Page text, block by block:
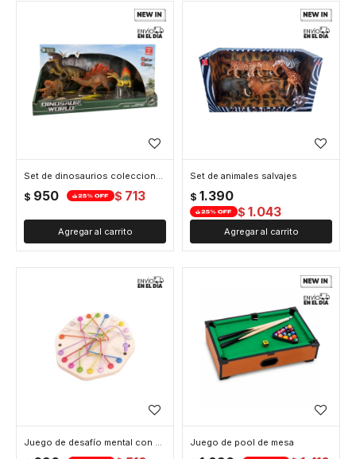
Set de dinosaurios coleccionables
$ 950 $ 713
Set de animales salvajes
$ 1.390
$ 1.043
Juego de desafío mental con cuerdas Juego de pool de mesa